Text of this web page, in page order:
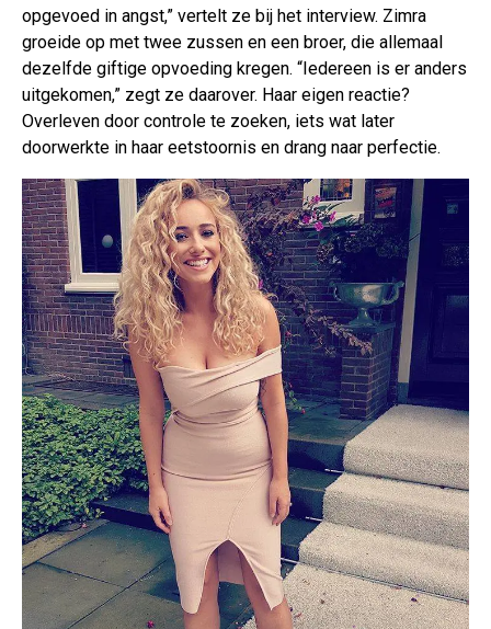
opgevoed in angst,” vertelt ze bij het interview. Zimra
groeide op met twee zussen en een broer, die allemaal
dezelfde giftige opvoeding kregen. “Iedereen is er anders
uitgekomen,” zegt ze daarover. Haar eigen reactie?
Overleven door controle te zoeken, iets wat later
doorwerkte in haar eetstoornis en drang naar perfectie.